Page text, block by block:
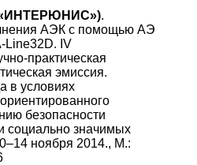
.
АЭК с помощью АЭ
Line32D. IV
практическая
эмиссия.
в условиях
безопасности
социально значимых
ноября 2014., М.: